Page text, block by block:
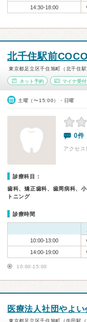
14:30-18:00
北千住駅前
東京都足立区千住旭町（北千住
ネット予約 マイナ受付
土曜（〜15:00）・日曜
0件
アクセ
診療科目：
歯科、矯正歯科、歯周病科、
トニング
診療時間
10:00-13:00
14:00-19:00
10:00-15:00
医療法人社団やよい
東京都足立区千住旭町（牛田駅